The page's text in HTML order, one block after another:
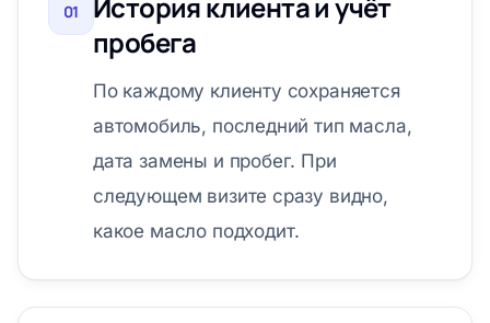
01
пробега
По каждому клиенту сохраняется
автомобиль, последний тип масла,
дата замены и пробег. При
следующем визите сразу видно,
какое масло подходит.